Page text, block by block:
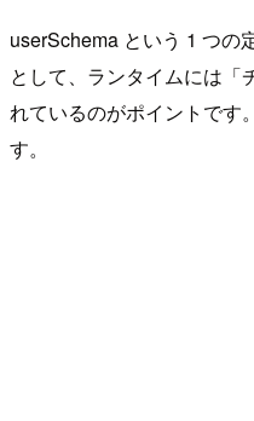
userSchema という 1 つの
として、ランタイムには「
れているのがポイントです
す。